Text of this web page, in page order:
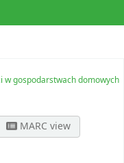
w gospodarstwach domowych
MARC view